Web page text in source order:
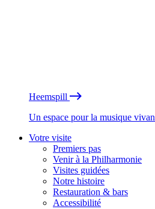
Heemspill
Un espace pour la musique
Votre visite
Premiers pas
Venir à la Philharmonie
Visites guidées
Notre histoire
Restauration & bars
Accessibilité